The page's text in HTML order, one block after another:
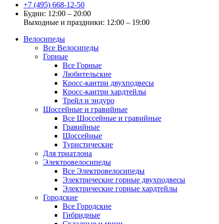
+7 (495) 668-12-50
Будни: 12:00 – 20:00
Выходные и праздники: 12:00 – 19:00
Велосипеды
Все Велосипеды
Горные
Все Горные
Любительские
Кросс-кантри двухподвесы
Кросс-кантри хардтейлы
Трейл и эндуро
Шоссейные и гравийные
Все Шоссейные и гравийные
Гравийные
Шоссейные
Туристические
Для триатлона
Электровелосипеды
Все Электровелосипеды
Электрические горные двухподвесы
Электрические горные хардтейлы
Городские
Все Городские
Гибридные